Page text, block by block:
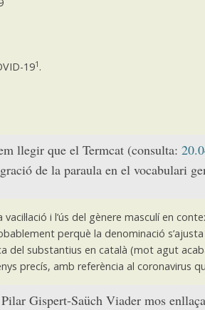
191 .
llegir que el Termcat (consulta:
de la paraula en el vocabulari
vacil·lació i l’ús del gènere masculí en
perquè la denominació s’ajusta
del substantius en català (mot agut
precís, amb referència al coronavirus
Gispert-Saüch Viader mos